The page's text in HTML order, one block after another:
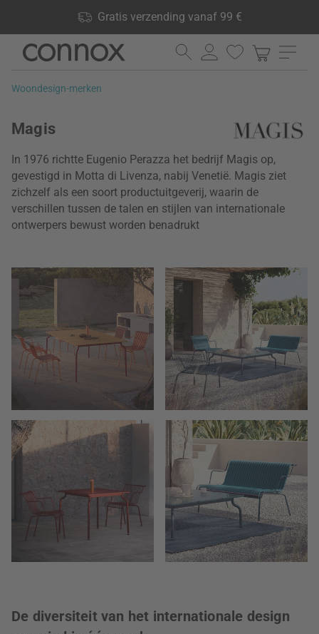
Gratis verzending vanaf 99 €
producten op voorraad, 60 dagen retourrecht
Ga
pagina-
Ga
zoeken
Woondesign-merken
Magis
In 1976 richtte Eugenio Perazza het bedrijf Magis op,
gevestigd in Motta di Livenza, nabij Venetië. Magis ziet
zichzelf als een soort productuitgeverij, waarin de
verschillen tussen de talen en stijlen van internationale
ontwerpers bewust worden benadrukt
De diversiteit van het internationale design